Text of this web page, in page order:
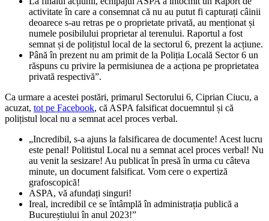
activitate în care a consemnat că nu au putut fi capturați câinii
deoarece s-au retras pe o proprietate privată, au menționat și
numele posibilului proprietar al terenului. Raportul a fost
semnat și de polițistul local de la sectorul 6, prezent la acțiune.
Până în prezent nu am primit de la Poliția Locală Sector 6 un
răspuns cu privire la permisiunea de a acționa pe proprietatea
privată respectivă”.
Ca urmare a acestei postări, primarul Sectorului 6, Ciprian Ciucu, a
acuzat, tot pe Facebook, că ASPA falsificat docuemntul și că
polițistul local nu a semnat acel proces verbal.
„Incredibil, s-a ajuns la falsificarea de documente! Acest lucru
este penal! Politistul Local nu a semnat acel proces verbal! Nu
au venit la sesizare! Au publicat în presă în urma cu câteva
minute, un document falsificat. Vom cere o expertiză
grafoscopică!
ASPA, vă afundați singuri!
Ireal, incredibil ce se întâmplă în administrația publică a
Bucureștiului în anul 2023!”